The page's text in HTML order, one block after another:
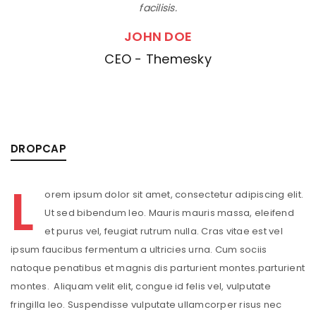
facilisis.
JOHN DOE
CEO - Themesky
DROPCAP
L
orem ipsum dolor sit amet, consectetur adipiscing elit.
Ut sed bibendum leo. Mauris mauris massa, eleifend
et purus vel, feugiat rutrum nulla. Cras vitae est vel
ipsum faucibus fermentum a ultricies urna. Cum sociis
natoque penatibus et magnis dis parturient montes.parturient
montes. Aliquam velit elit, congue id felis vel, vulputate
fringilla leo. Suspendisse vulputate ullamcorper risus nec